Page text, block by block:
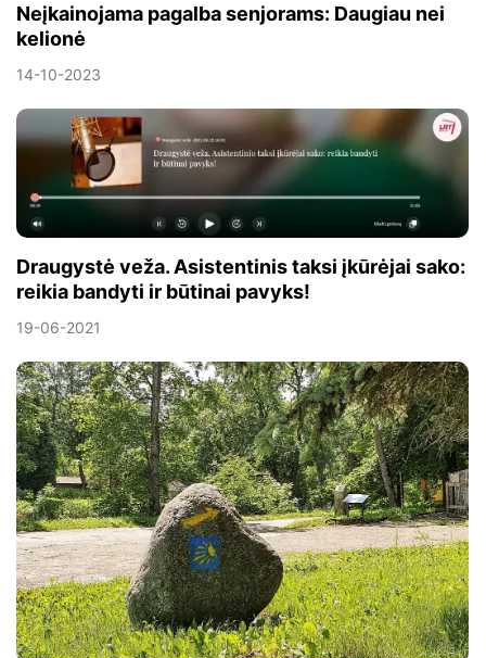
Neįkainojama pagalba senjorams: Daugiau nei
kelionė
14-10-2023
Draugystė veža. Asistentinis taksi įkūrėjai sako:
reikia bandyti ir būtinai pavyks!
19-06-2021